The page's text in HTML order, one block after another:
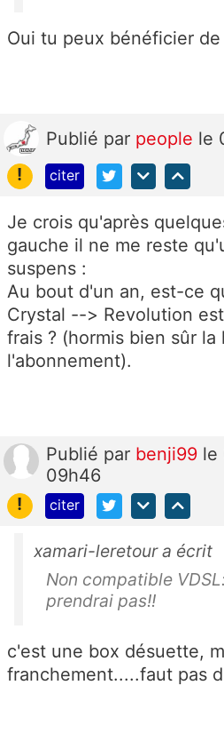
Oui tu peux bénéficier
Publié par people le
!
citer
Je crois qu'après
gauche il ne me reste
suspens :
Au bout d'un an, est-ce
Crystal --> Revolution
frais ? (hormis bien sûr la
l'abonnement).
Publié par benji99 le
09h46
!
citer
xamari-leretour a écrit
Non compatible
prendrai pas!!
c'est une box désuette,
franchement.....faut pas